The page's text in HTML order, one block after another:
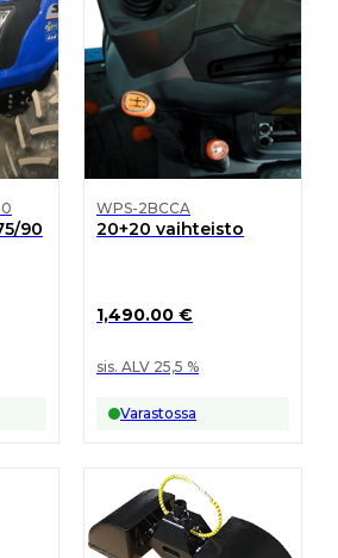
90
WPS-2BCCA
20+20 vaihteisto
1,490.00 €
sis. ALV 25,5 %
Varastossa